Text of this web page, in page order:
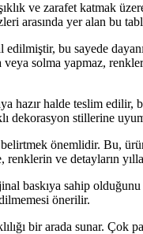
ve zarafet katmak
arasında yer alan bu
bu sayede
solma yapmaz,
hazır halde teslim
dekorasyon stillerine
önemlidir. Bu,
ve detayların
sahip olduğunu
önerilir.
bir arada sunar. Çok